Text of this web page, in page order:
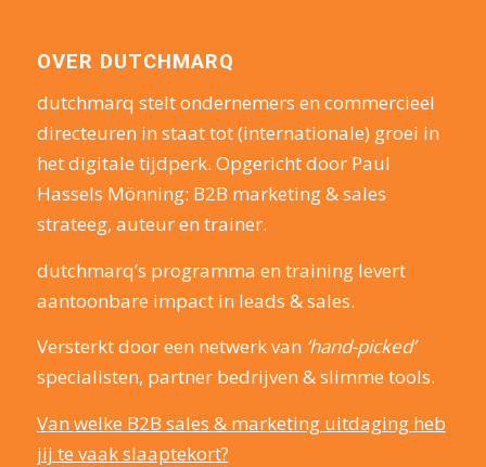
OVER DUTCHMARQ
dutchmarq stelt ondernemers en commercieel
directeuren in staat tot (internationale) groei in
het digitale tijdperk. Opgericht door Paul
Hassels Mönning: B2B marketing & sales
strateeg, auteur en trainer.
dutchmarq’s programma en training levert
aantoonbare impact in leads & sales.
Versterkt door een netwerk van ‘hand-picked’
specialisten, partner bedrijven & slimme tools.
Van welke B2B sales & marketing uitdaging heb
jij te vaak slaaptekort?